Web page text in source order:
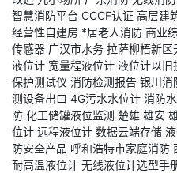
智慧消防平台 CCCF认证 高层建
经营性自建房 *居老人消防 商业
传感器 广汉市水务 拉萨柳梧新区
液位计 宽量程液位计 液位计以旧
保护测试仪 消防检测报告 银川消
测设备出口 4G污水水位计 消防
防 化工储罐液位监测 楚雄 雄安
位计 远程液位计 数据云端存储
防安全产品 呼和浩特市家庭消防
耐高温液位计 无线液位计选型手